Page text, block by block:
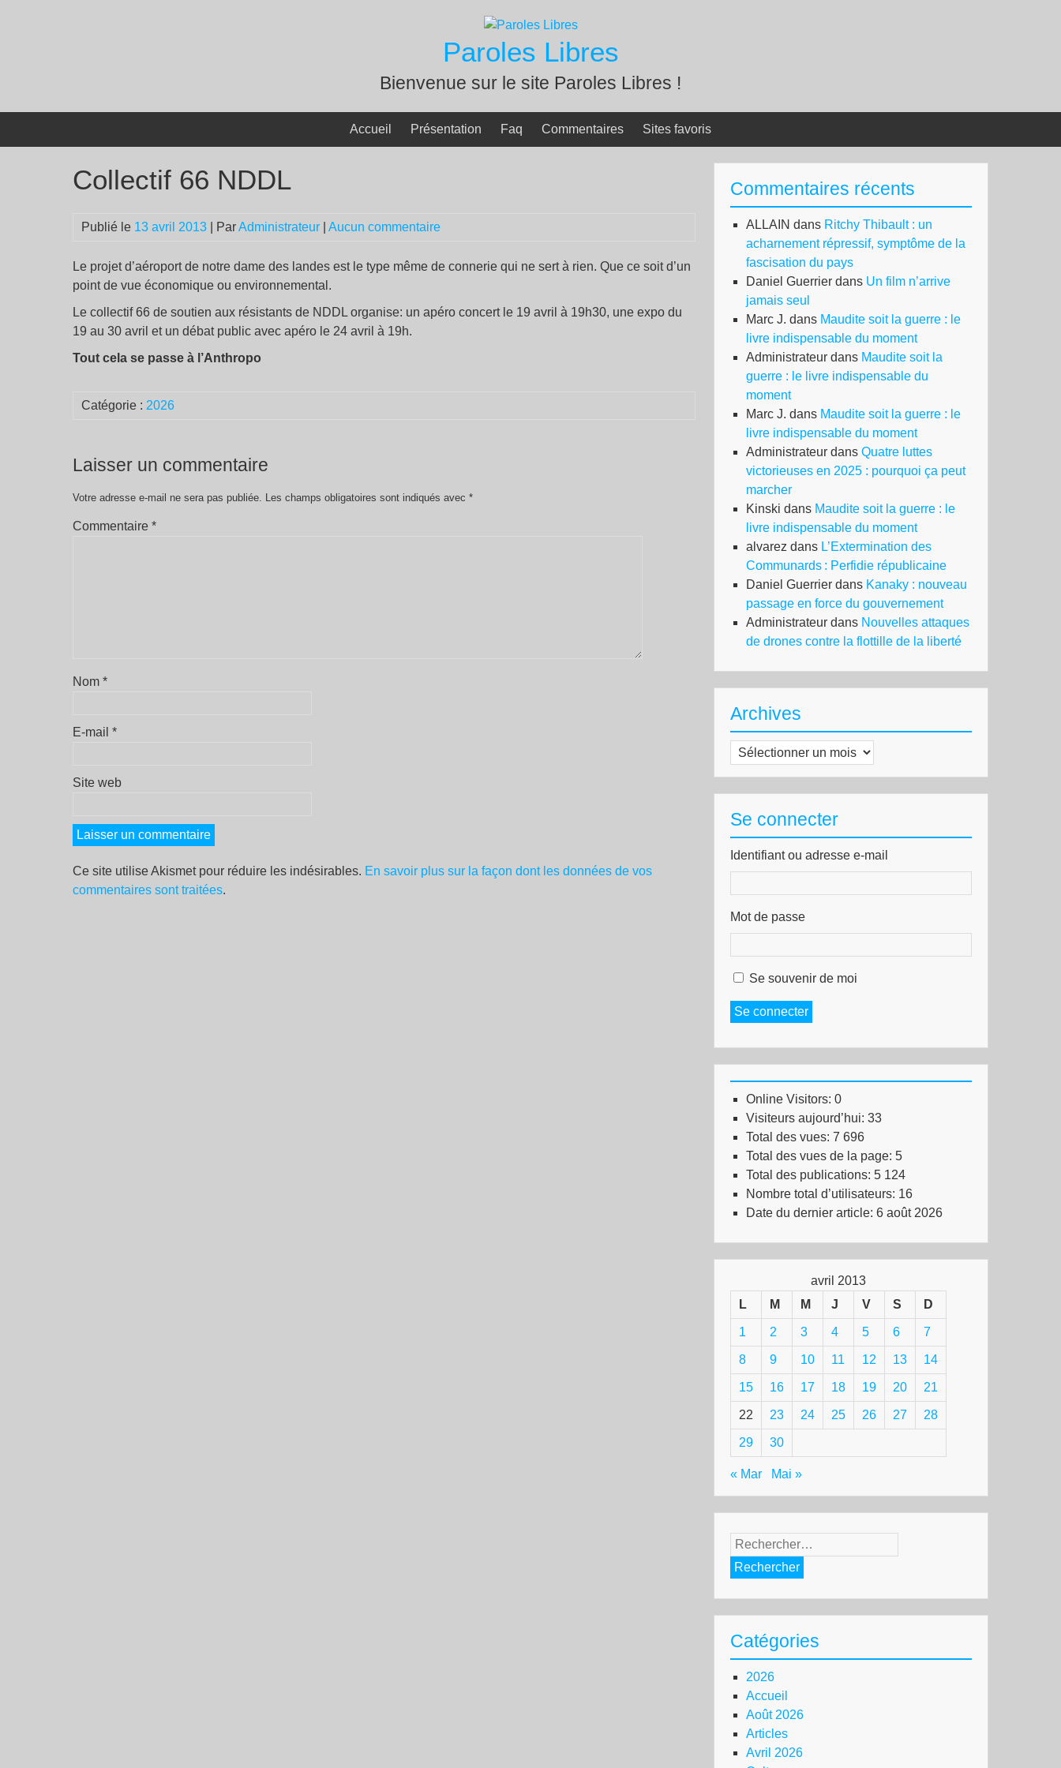
Paroles Libres
Bienvenue sur le site Paroles Libres !
Accueil Présentation Faq Commentaires Sites favoris
Collectif 66 NDDL
Publié le 13 avril 2013 | ParAdministrateur Aucun commentaire
Le projet d’aéroport de notre dame des landes est le type même de connerie qui ne sert à rien. Que ce soit d’un
point de vue économique ou environnemental.
Le collectif 66 de soutien aux résistants de NDDL organise: un apéro concert le 19 avril à 19h30, une expo du
19 au 30 avril et un débat public avec apéro le 24 avril à 19h.
Tout cela se passe à l’Anthropo
Catégorie : 2026
Laisser un commentaire
Votre adresse e-mail ne sera pas publiée. Les champs obligatoires sont indiqués avec *
Commentaire *
Nom *
E-mail *
Site web
Ce site utilise Akismet pour réduire les indésirables. En savoir plus sur la façon dont les données de vos
commentaires sont traitées.
Commentaires récents
ALLAIN dans Ritchy Thibault : un
acharnement répressif, symptôme de la
fascisation du pays
Daniel Guerrier dans Un film n’arrive
jamais seul
Marc J. dans Maudite soit la guerre : le
livre indispensable du moment
Administrateur dans Maudite soit la
guerre : le livre indispensable du
moment
Marc J. dans Maudite soit la guerre : le
livre indispensable du moment
Administrateur dans Quatre luttes
victorieuses en 2025 : pourquoi ça peut
marcher
Kinski dans Maudite soit la guerre : le
livre indispensable du moment
alvarez dans L’Extermination des
Communards : Perfidie républicaine
Daniel Guerrier dans Kanaky : nouveau
passage en force du gouvernement
Administrateur dans Nouvelles attaques
de drones contre la flottille de la liberté
Archives
Archives
Se connecter
Identifiant ou adresse e-mail
Mot de passe
Se souvenir de moi
Se connecter
Online Visitors: 0
Visiteurs aujourd’hui: 33
Total des vues: 7 696
Total des vues de la page: 5
Total des publications: 5 124
Nombre total d’utilisateurs: 16
Date du dernier article: 6 août 2026
avril 2013
L
M M J V S D
1 2 3 4 5 6 7
8 9 10 11 12 13 14
15 16 17 18 19 20 21
22 23 24 25 26 27 28
29 30
« Mar Mai »
Rechercher :
Catégories
2026
Accueil
Août 2026
Articles
Avril 2026